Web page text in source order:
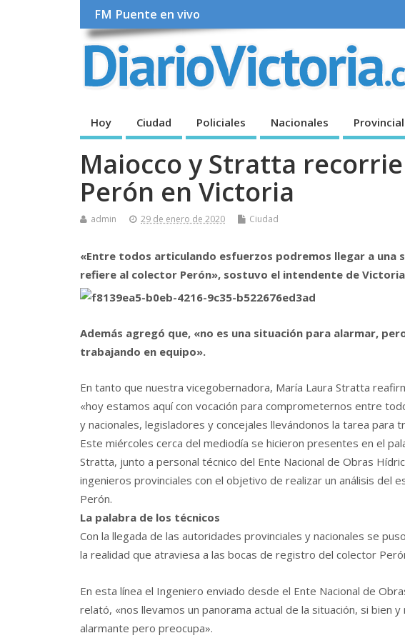
FM Puente en vivo
Hoy Ciudad Policiales Nacionales
Maiocco y Stratta
Perón en Victoria
admin 29 de enero de 2020 Ciudad
«Entre todos articulando esfuerzos podremos llegar a una
refiere al colector Perón», sostuvo el intendente de
Además agregó que, «no es una situación para alarmar,
trabajando en equipo».
En tanto que nuestra vicegobernadora, María Laura Stratta
«hoy estamos aquí con vocación para comprometernos entre
y nacionales, legisladores y concejales llevándonos la tarea para
Este miércoles cerca del mediodía se hicieron presentes en el
Stratta, junto a personal técnico del Ente Nacional de Obras
ingenieros provinciales con el objetivo de realizar un análisis del
Perón.
La palabra de los técnicos
Con la llegada de las autoridades provinciales y nacionales se
la realidad que atraviesa a las bocas de registro del colector
En esta línea el Ingeniero enviado desde el Ente Nacional de
relató, «nos llevamos un panorama actual de la situación, si bien
alarmante pero preocupa».